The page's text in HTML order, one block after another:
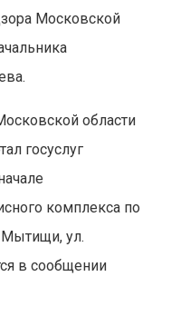
Московской
области
госуслуг
комплекса по
Мытищи, ул.
в сообщении